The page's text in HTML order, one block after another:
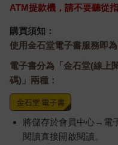
ATM提款機，請不要聽從
購買須知：
使用金石堂電子書服務即
電子書分為「金石堂(線上
碼)」兩種：
將儲存於會員中心→電
閱讀直接開啟閱讀。